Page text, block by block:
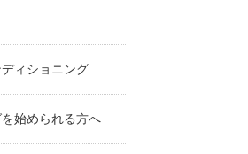
ィショニング
始められる方へ